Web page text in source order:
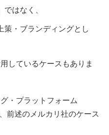
はなく、
策・ブランディングとし
しているケースもありま
・プラットフォーム
前述のメルカリ社のケース